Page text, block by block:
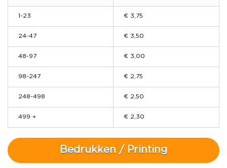
1-23 € 3,75
24-47 € 3,50
48-97 € 3,00
98-247 € 2,75
248-498 € 2,50
499 + € 2,30
Bedrukken / Printing